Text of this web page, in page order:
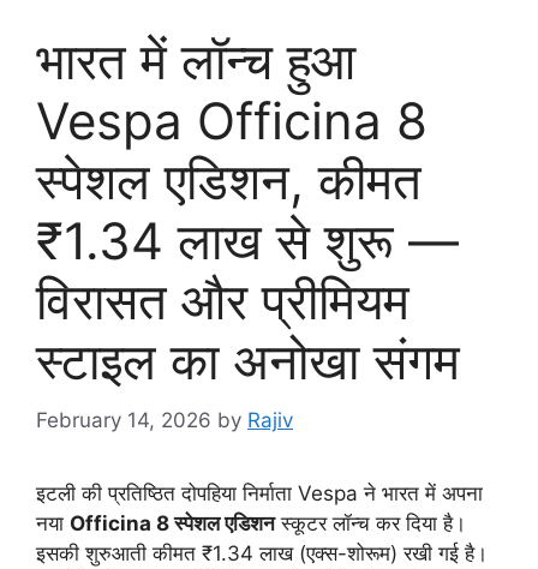
भारत में लॉन्च हुआ
Vespa Officina 8
स्पेशल एडिशन, कीमत
₹1.34 लाख से शुरू —
विरासत और प्रीमियम
स्टाइल का अनोखा संगम
February 14, 2026 by Rajiv
इटली की प्रतिष्ठित दोपहिया निर्माता Vespa ने भारत में अपना
नया Officina 8 स्पेशल एडिशनस्कूटर लॉन्च कर दिया है।
इसकी शुरुआती कीमत ₹1.34 लाख (एक्स-शोरूम) रखी गई है।